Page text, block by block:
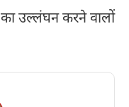
उल्लंघन करने वालों